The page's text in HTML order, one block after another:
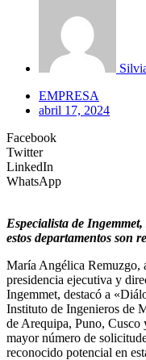
EMPRESA
abril 17, 2024
Facebook
Twitter
LinkedIn
WhatsApp
Especialista de
estos departamentos son
María Angélica Remuzgo,
presidencia ejecutiva y
Ingemmet, destacó a
Instituto de Ingenieros de
de Arequipa, Puno, Cusco
mayor número de
reconocido potencial en